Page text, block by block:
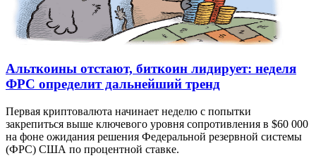
Альткоины отстают, биткоин лидирует: неделя
ФРС определит дальнейший тренд
Первая криптовалюта начинает неделю с попытки
закрепиться выше ключевого уровня сопротивления в $60 000
на фоне ожидания решения Федеральной резервной системы
(ФРС) США по процентной ставке.